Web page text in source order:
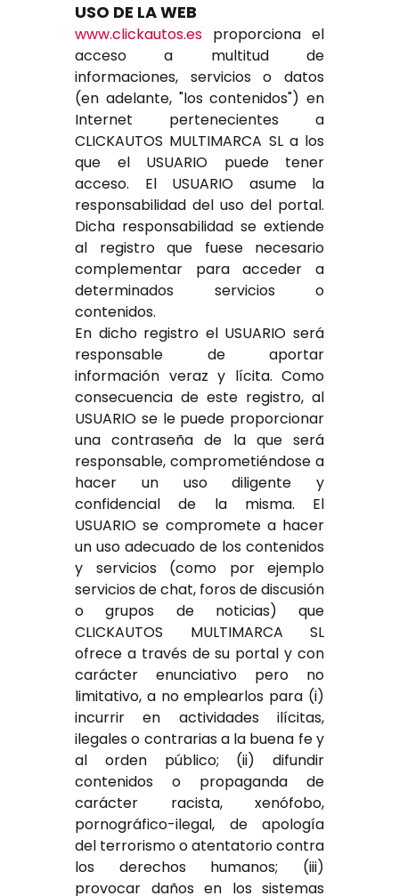
USO DE LA WEB
www.clickautos.es proporciona el
acceso a multitud de
informaciones, servicios o datos
(en adelante, "los contenidos") en
Internet pertenecientes a
CLICKAUTOS MULTIMARCA SL a los
que el USUARIO puede tener
acceso. El USUARIO asume la
responsabilidad del uso del portal.
Dicha responsabilidad se extiende
al registro que fuese necesario
complementar para acceder a
determinados servicios o
contenidos.
En dicho registro el USUARIO será
responsable de aportar
información veraz y lícita. Como
consecuencia de este registro, al
USUARIO se le puede proporcionar
una contraseña de la que será
responsable, comprometiéndose a
hacer un uso diligente y
confidencial de la misma. El
USUARIO se compromete a hacer
un uso adecuado de los contenidos
y servicios (como por ejemplo
servicios de chat, foros de discusión
o grupos de noticias) que
CLICKAUTOS MULTIMARCA SL
ofrece a través de su portal y con
carácter enunciativo pero no
limitativo, a no emplearlos para (i)
incurrir en actividades ilícitas,
ilegales o contrarias a la buena fe y
al orden público; (ii) difundir
contenidos o propaganda de
carácter racista, xenófobo,
pornográfico-ilegal, de apología
del terrorismo o atentatorio contra
los derechos humanos; (iii)
provocar daños en los sistemas